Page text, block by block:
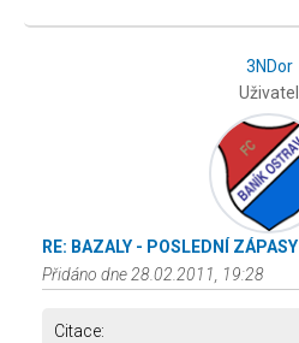
3NDor
Uživatel
RE: BAZALY - POSLEDNÍ ZÁPASY
Přidáno dne 28.02.2011, 19:28
Citace: